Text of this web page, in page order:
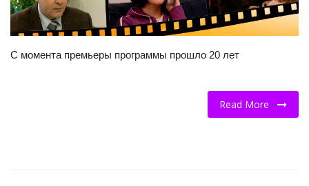
ГОСТЬ В СТУДИИ
С момента премьеры программы прошло 20 лет
Read More